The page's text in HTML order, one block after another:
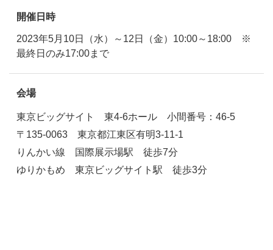
開催日時
2023年5月10日（水）～12日（金）10:00～18:00 ※
最終日のみ17:00まで
会場
東京ビッグサイト 東4-6ホール 小間番号：46-5
〒135-0063 東京都江東区有明3-11-1
りんかい線 国際展示場駅 徒歩7分
ゆりかもめ 東京ビッグサイト駅 徒歩3分